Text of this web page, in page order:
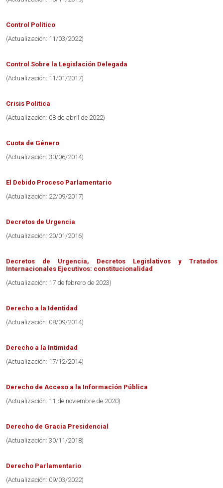
Control Político
(Actualización: 11/03/2022)
Control Sobre la Legislación Delegada
(Actualización: 11/01/2017)
Crisis Política
(Actualización: 08 de abril de 2022)
Cuota de Género
(Actualización: 30/06/2014)
El Debido Proceso Parlamentario
(Actualización: 22/09/2017)
Decretos de Urgencia
(Actualización: 20/01/2016)
Decretos de Urgencia, Decretos Legislativos y Tratados
Internacionales Ejecutivos: constitucionalidad
(Actualización: 17 de febrero de 2023)
Derecho a la Identidad
(Actualización: 08/09/2014)
Derecho a la Intimidad
(Actualización: 17/12/2014)
Derecho de Acceso a la Información Pública
(Actualización: 11 de noviembre de 2020)
Derecho de Gracia Presidencial
(Actualización: 30/11/2018)
Derecho Parlamentario
(Actualización: 09/03/2022)